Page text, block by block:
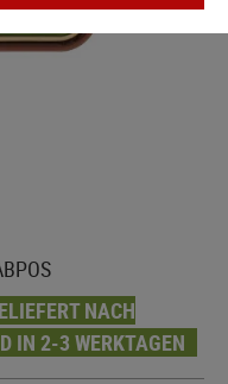
NACH
IN 2-3 WERKTAGEN